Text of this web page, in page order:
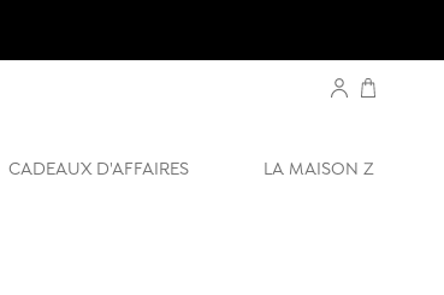
CADEAUX D'AFFAIRES LA MAISON Z